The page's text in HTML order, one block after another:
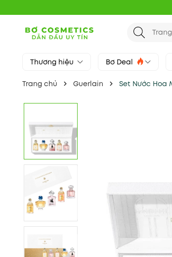
Thương hiệu Bơ Deal
Trang chủ Guerlain Set Nước Hoa